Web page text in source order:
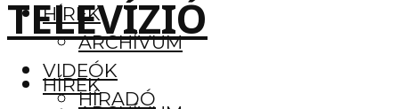
HÍREK
ARCHÍVUM
VIDEÓK
HÍRADÓ
HÍREK